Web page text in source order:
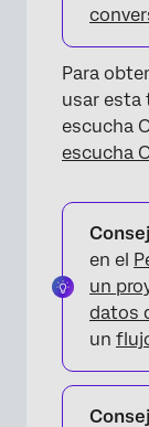
Para
usar esta
escucha
escucha
en el
un
datos
un